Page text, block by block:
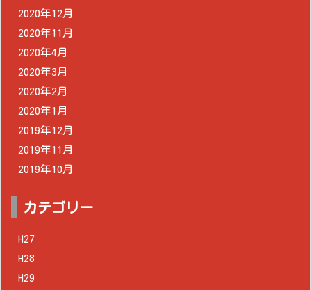
2020年12月
2020年11月
2020年4月
2020年3月
2020年2月
2020年1月
2019年12月
2019年11月
2019年10月
カテゴリー
H27
H28
H29